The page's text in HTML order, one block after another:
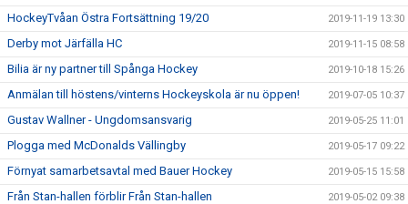
HockeyTvåan Östra Fortsättning 19/20 2019-11-19 13:30
Derby mot Järfälla HC 2019-11-15 08:58
Bilia är ny partner till Spånga Hockey 2019-10-18 15:26
Anmälan till höstens/vinterns Hockeyskola är nu öppen! 2019-07-05 10:37
Gustav Wallner - Ungdomsansvarig 2019-05-25 11:01
Plogga med McDonalds Vällingby 2019-05-17 09:22
Förnyat samarbetsavtal med Bauer Hockey 2019-05-15 15:58
Från Stan-hallen förblir Från Stan-hallen 2019-05-02 09:38